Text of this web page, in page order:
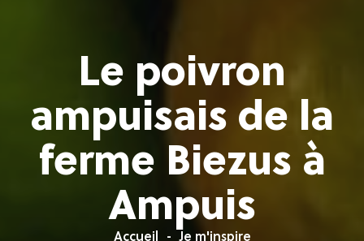
Le poivron
ampuisais de la
ferme Biezus à
Ampuis
Accueil
Je m'inspire